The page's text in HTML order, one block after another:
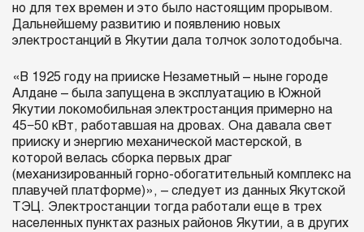
но для тех времен и это было настоящим прорывом.
Дальнейшему развитию и появлению новых
электростанций в Якутии дала толчок золотодобыча.
«В 1925 году на прииске Незаметный – ныне городе
Алдане – была запущена в эксплуатацию в Южной
Якутии локомобильная электростанция примерно на
45−50 кВт, работавшая на дровах. Она давала свет
прииску и энергию механической мастерской, в
которой велась сборка первых драг
(механизированный горно-обогатительный комплекс на
плавучей платформе)», – следует из данных Якутской
ТЭЦ. Электростанции тогда работали еще в трех
населенных пунктах разных районов Якутии, а в других